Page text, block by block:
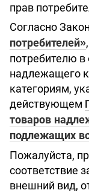
прав
Согласно
потребителей»
потребителю в
надлежащего
категориям,
действующем
товаров
подлежащих
Пожалуйста,
соответствие
внешний вид,